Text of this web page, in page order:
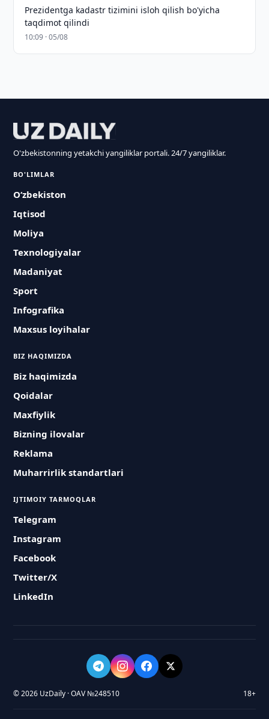
Prezidentga kadastr tizimini isloh qilish bo'yicha
taqdimot qilindi
10:09 · 05/08
O'zbekistonning yetakchi yangiliklar portali. 24/7 yangiliklar.
BO'LIMLAR
O‘zbekiston
Iqtisod
Moliya
Texnologiyalar
Madaniyat
Sport
Infografika
Maxsus loyihalar
BIZ HAQIMIZDA
Biz haqimizda
Qoidalar
Maxfiylik
Bizning ilovalar
Reklama
Muharrirlik standartlari
IJTIMOIY TARMOQLAR
Telegram
Instagram
Facebook
Twitter/X
LinkedIn
© 2026 UzDaily · OAV №248510 18+